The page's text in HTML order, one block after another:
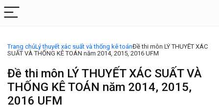
Trang chủLý thuyết xác suất và thống kê toánĐề thi môn LÝ THUYẾT XÁC
SUẤT VÀ THỐNG KÊ TOÁN năm 2014, 2015, 2016 UFM
Đề thi môn LÝ THUYẾT XÁC SUẤT VÀ
THỐNG KÊ TOÁN năm 2014, 2015,
2016 UFM